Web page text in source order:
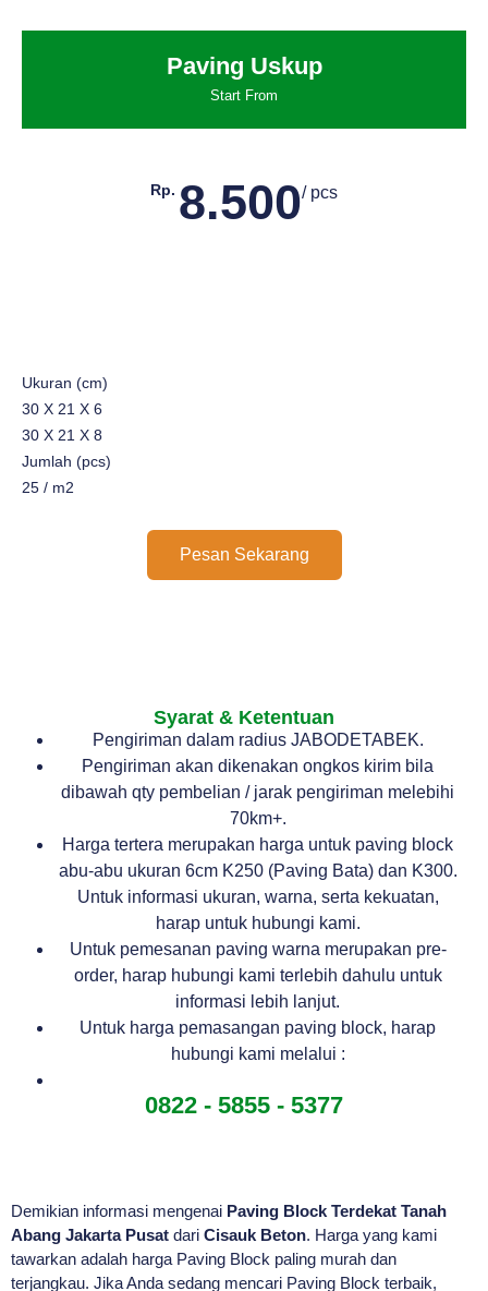
Paving Uskup
Start From
Rp. 8.500/ pcs
Ukuran (cm)
30 X 21 X 6
30 X 21 X 8
Jumlah (pcs)
25 / m2
Pesan Sekarang
Syarat & Ketentuan
Pengiriman dalam radius JABODETABEK.
Pengiriman akan dikenakan ongkos kirim bila
dibawah qty pembelian / jarak pengiriman melebihi
70km+.
Harga tertera merupakan harga untuk paving block
abu-abu ukuran 6cm K250 (Paving Bata) dan K300.
Untuk informasi ukuran, warna, serta kekuatan,
harap untuk hubungi kami.
Untuk pemesanan paving warna merupakan pre-
order, harap hubungi kami terlebih dahulu untuk
informasi lebih lanjut.
Untuk harga pemasangan paving block, harap
hubungi kami melalui :
0822 - 5855 - 5377
Demikian informasi mengenai Paving Block Terdekat Tanah
Abang Jakarta Pusat dari Cisauk Beton. Harga yang kami
tawarkan adalah harga Paving Block paling murah dan
terjangkau. Jika Anda sedang mencari Paving Block terbaik,